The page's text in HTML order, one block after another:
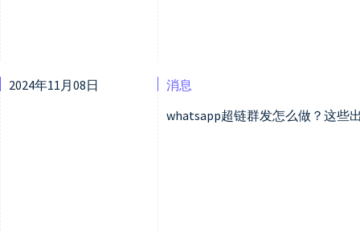
2024年11月08日
消息
whatsapp超链群发怎么做？这些